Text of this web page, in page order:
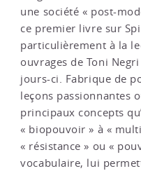
une société « post-
ce premier livre sur
particulièrement à la
ouvrages de Toni
jours-ci. Fabrique de
leçons passionnantes
principaux concepts
« biopouvoir » à «
« résistance » ou «
vocabulaire, lui